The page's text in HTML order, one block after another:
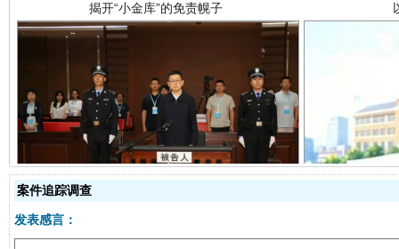
受贿1.44亿！段成刚被判无期 从幼
案件追踪调查
发表感言：